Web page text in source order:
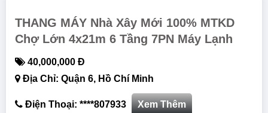
THANG MÁY Nhà Xây Mới 100% MTKD
Chợ Lớn 4x21m 6 Tầng 7PN Máy Lạnh
40,000,000 Đ
Địa Chỉ: Quận 6, Hồ Chí Minh
Điện Thoại: ****807933 Xem Thêm